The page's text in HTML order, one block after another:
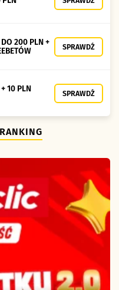
DO 200 PLN +
SPRAWDŹ
10 PLN
SPRAWDŹ